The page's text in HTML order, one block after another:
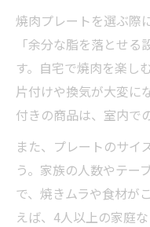
焼肉プレー
法
焼肉プレート
焼肉で室内
見た目も美しい
焼肉をおし
ツ
焼肉グリル
焼肉プレートを選ぶ際
「余分な脂を落とせ
す。自宅で焼肉を楽し
片付けや換気が大変に
付きの商品は、室内で
また、プレートのサイ
う。家族の人数やテー
で、焼きムラや食材が
えば、4人以上の家庭